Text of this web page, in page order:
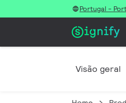
Portugal -
Visão geral